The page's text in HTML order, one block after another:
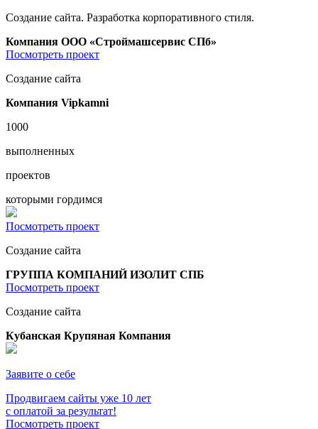
Создание сайта. Разработка корпоративного стиля.
Компания ООО «Строймашсервис СПб»
Посмотреть проект
Создание сайта
Компания Vipkamni
1000
выполненных
проектов
которыми гордимся
Посмотреть проект
Создание сайта
ГРУППА КОМПАНИЙ ИЗОЛИТ СПБ
Посмотреть проект
Создание сайта
Кубанская Крупяная Компания
Заявите о себе
Продвигаем сайты уже 10 лет
с оплатой за результат!
Посмотреть проект